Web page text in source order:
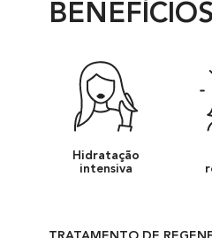
BENEFÍCIOS
Hidratação
intensiva